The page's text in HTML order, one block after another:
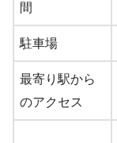
間
駐車場
最寄り駅から
のアクセス